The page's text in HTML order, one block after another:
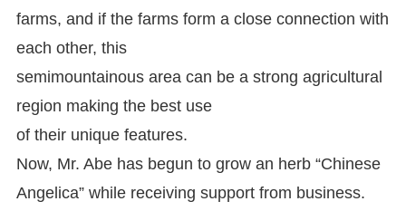
farms, and if the farms form a close connection with
each other, this
semimountainous area can be a strong agricultural
region making the best use
of their unique features.
Now, Mr. Abe has begun to grow an herb “Chinese
Angelica” while receiving support from business.